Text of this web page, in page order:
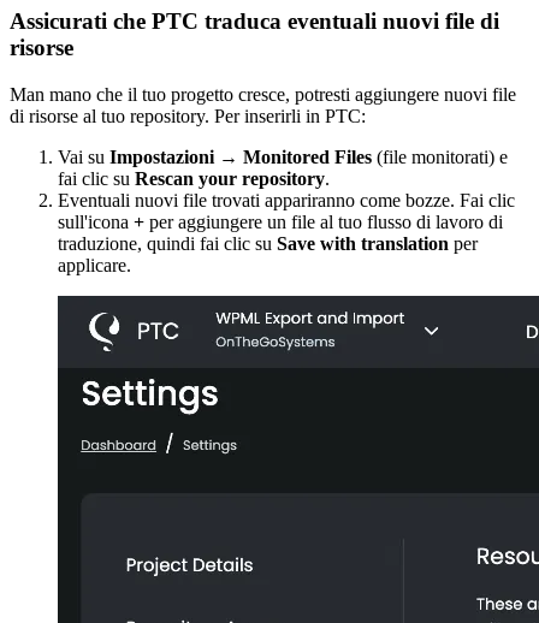
Assicurati che PTC traduca eventuali nuovi file di
risorse
Man mano che il tuo progetto cresce, potresti aggiungere nuovi file
di risorse al tuo repository. Per inserirli in PTC:
Vai su Impostazioni → Monitored Files (file monitorati) e
fai clic su Rescan your repository.
Eventuali nuovi file trovati appariranno come bozze. Fai clic
sull'icona + per aggiungere un file al tuo flusso di lavoro di
traduzione, quindi fai clic su Save with translation per
applicare.